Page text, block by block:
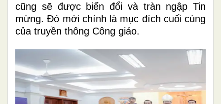
cũng sẽ được biến đổi và tràn ngập Tin
mừng. Đó mới chính là mục đích cuối cùng
của truyền thông Công giáo.